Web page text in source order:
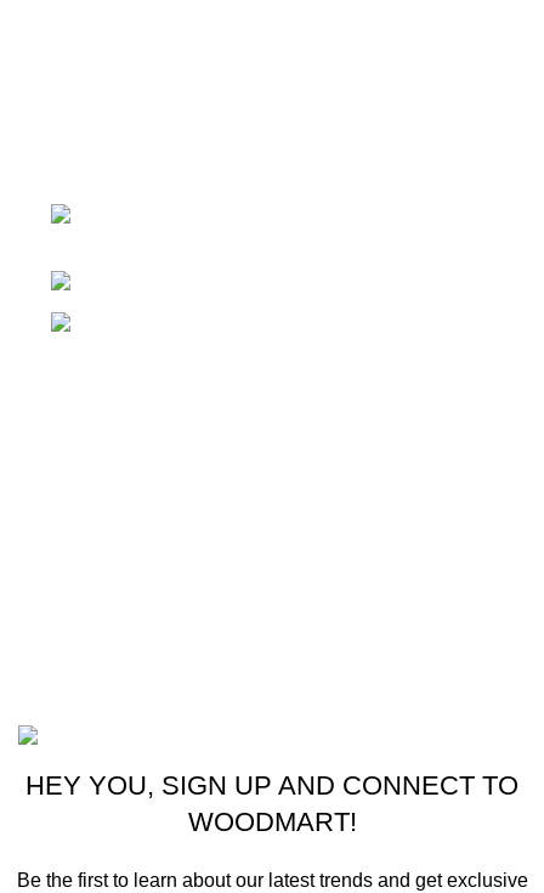
HEY YOU, SIGN UP AND CONNECT TO
WOODMART!
Be the first to learn about our latest trends and get exclusive